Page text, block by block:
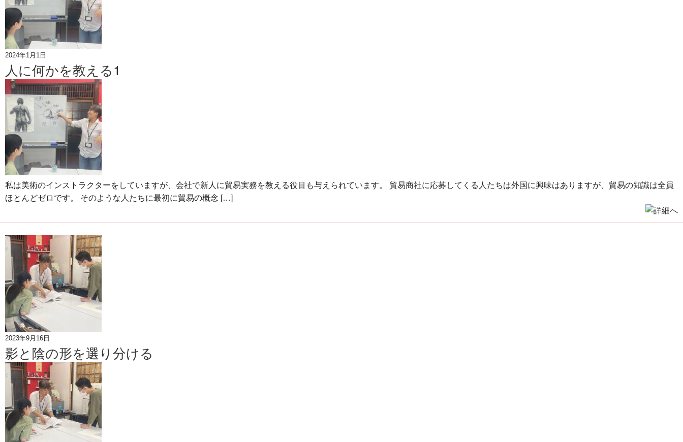
2024年1月1日
人に何かを教える1
私は美術のインストラクターをしていますが、会社で新人に貿易実務を教える役目も与えられています。 貿易商社に応募してくる人たちは外国に興味はありますが、貿易の知識は全員
ほとんどゼロです。 そのような人たちに最初に貿易の概念 […]
2023年9月16日
影と陰の形を選り分ける